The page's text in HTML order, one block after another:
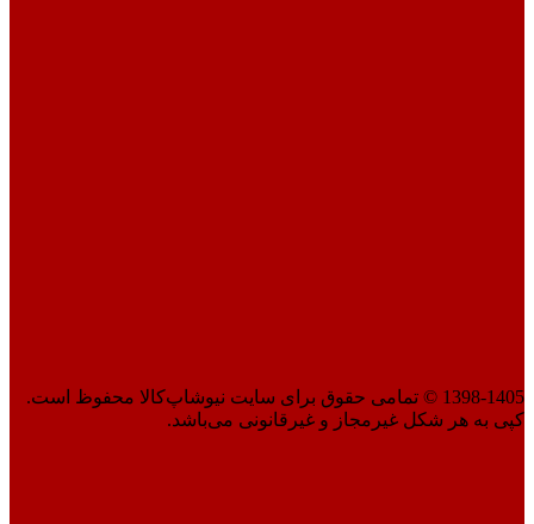
1398-1405 © تمامی حقوق برای سایت نیوشاپ‌کالا محفوظ است.
کپی به هر شکل غیرمجاز و غیرقانونی می‌باشد.